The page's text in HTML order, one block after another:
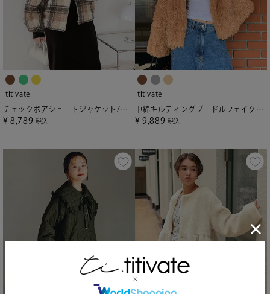
titivate
チェックボアショートジャケット/アウター
¥ 8,789 税込
titivate
中綿キルティングプードルフェイクファージャケット
¥ 9,889 税込